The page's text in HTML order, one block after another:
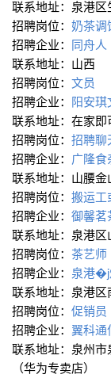
联系地址：泉港区
招聘岗位： 奶茶调
招聘企业： 同舟人
联系地址：山西
招聘岗位： 文员
招聘企业： 阳安琪
联系地址：在家即
招聘岗位： 招聘聊
招聘企业： 广隆食
联系地址：山腰金
招聘岗位： 搬运工
招聘企业： 御馨茗
联系地址：泉港
招聘岗位： 茶艺师
招聘企业： 泉港�j
联系地址：泉港
招聘岗位： 促销员
招聘企业： 翼科通
联系地址：泉州
（华为专卖店）